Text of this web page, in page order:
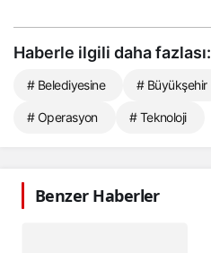
Haberle ilgili daha fazlası:
# Belediyesine # Büyükşehir
# Operasyon # Teknoloji
Benzer Haberler